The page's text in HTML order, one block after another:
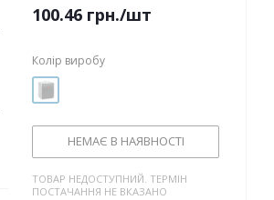
100.46 грн./шт
Колір виробу
НЕМАЄ В НАЯВНОСТІ
ТОВАР НЕДОСТУПНИЙ. ТЕРМІН
ПОСТАЧАННЯ НЕ ВКАЗАНО